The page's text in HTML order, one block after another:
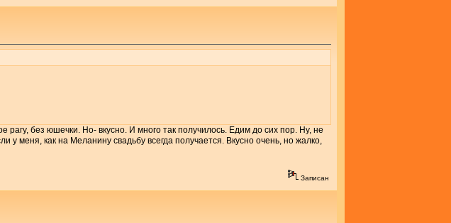
рагу, без юшечки. Но- вкусно. И много так получилось. Едим до сих пор. Ну, не
у меня, как на Меланину свадьбу всегда получается. Вкусно очень, но жалко,
Записан